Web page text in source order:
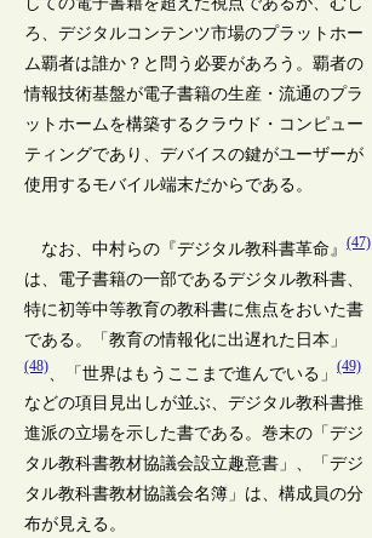
ろ、デジタルコンテンツ市場のプラットホー
ム覇者は誰か？と問う必要があろう。覇者の
情報技術基盤が電子書籍の生産・流通のプラ
ットホームを構築するクラウド・コンピュー
ティングであり、デバイスの鍵がユーザーが
使用するモバイル端末だからである。
なお、中村らの『デジタル教科書革命』(47)
は、電子書籍の一部であるデジタル教科書、
特に初等中等教育の教科書に焦点をおいた書
である。「教育の情報化に出遅れた日本」
(48)、「世界はもうここまで進んでいる」(49)
などの項目見出しが並ぶ、デジタル教科書推
進派の立場を示した書である。巻末の「デジ
タル教科書教材協議会設立趣意書」、「デジ
タル教科書教材協議会名簿」は、構成員の分
布が見える。